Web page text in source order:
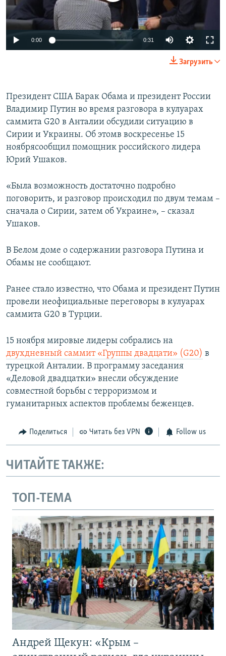
ПОБЕДИТЕЛЕЙ НЕ СУДЯТ?
КРЫМ.НЕПОКОРЕННЫЙ
ПРИСОЕДИНЯЙТЕСЬ!
0:00 0:31
Загрузить
Президент США Барак Обама и президент России
Владимир Путин во время разговора в кулуарах
саммита G20 в Анталии обсудили ситуацию в
Сирии и Украины. Об этомв воскресенье 15
ноябрясообщил помощник российского лидера
Юрий Ушаков.
«Была возможность достаточно подробно
поговорить, и разговор происходил по двум темам –
сначала о Сирии, затем об Украине», – сказал
Ушаков.
В Белом доме о содержании разговора Путина и
Обамы не сообщают.
Ранее стало известно, что Обама и президент Путин
провели неофициальные переговоры в кулуарах
саммита G20 в Турции.
15 ноября мировые лидеры собрались на
двухдневный саммит «Группы двадцати» (G20) в
турецкой Анталии. В программу заседания
«Деловой двадцатки» внесли обсуждение
совместной борьбы с терроризмом и
гуманитарных аспектов проблемы беженцев.
Поделиться Читать без VPN Follow us
ЧИТАЙТЕ ТАКЖЕ:
ТОП-ТЕМА
Андрей Щекун: «Крым –